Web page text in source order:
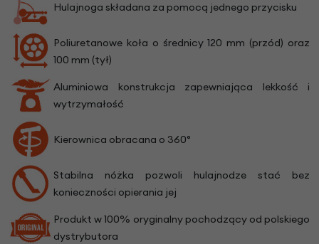
Hulajnoga składana za pomocą jednego przycisku
Poliuretanowe koła o średnicy 120 mm (przód) oraz
100 mm (tył)
Aluminiowa konstrukcja zapewniająca lekkość i
wytrzymałość
Kierownica obracana o 360°
Stabilna nóżka pozwoli hulajnodze stać bez
konieczności opierania jej
Produkt w 100% oryginalny pochodzący od polskiego
dystrybutora